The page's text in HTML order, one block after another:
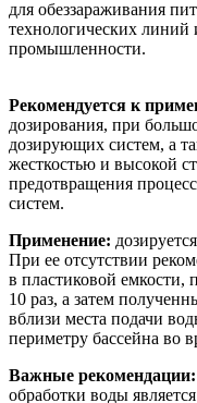
для обеззараживания
технологических
промышленности.
Рекомендуется к
дозирования, при
дозирующих систем, а
жесткостью и высокой
предотвращения
систем.
Применение:
При ее отсутствии
в пластиковой
10 раз, а затем
вблизи места подачи
периметру бассейна во
Важные рекомендации:
обработки воды